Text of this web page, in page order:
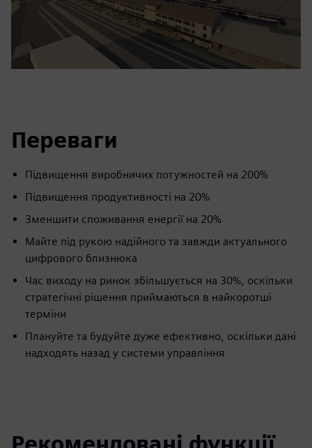
Переваги
Підвищення виробничих потужностей на 200%
Підвищення продуктивності на 20%
Зменшити споживання енергії на 20%
Майте під рукою надійного та завжди актуального
цифрового близнюка
Час виходу на ринок збільшується на 30%, оскільки
стратегічні рішення приймаються в найкоротші
терміни
Плануйте та будуйте дуже ефективно, оскільки дані
надходять назад у системи управління